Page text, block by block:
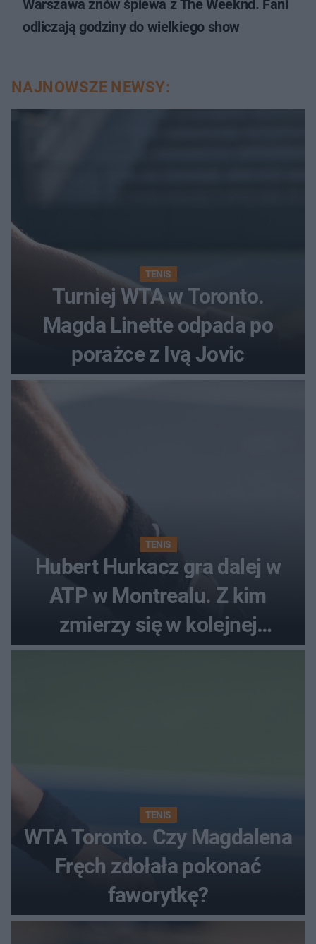
Warszawa znów śpiewa z The Weeknd. Fani
odliczają godziny do wielkiego show
NAJNOWSZE NEWSY:
TENIS
Turniej WTA w Toronto.
Magda Linette odpada po
porażce z Ivą Jovic
TENIS
Hubert Hurkacz gra dalej w
ATP w Montrealu. Z kim
zmierzy się w kolejnej
rundzie?
TENIS
WTA Toronto. Czy Magdalena
Fręch zdołała pokonać
faworytkę?